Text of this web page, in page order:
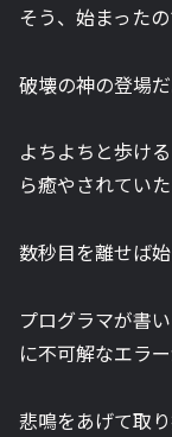
そう、始まったの
破壊の神の登場だ
よちよちと歩け
ら癒やされてい
数秒目を離せば
プログラマが書
に不可解なエラ
悲鳴をあげて取